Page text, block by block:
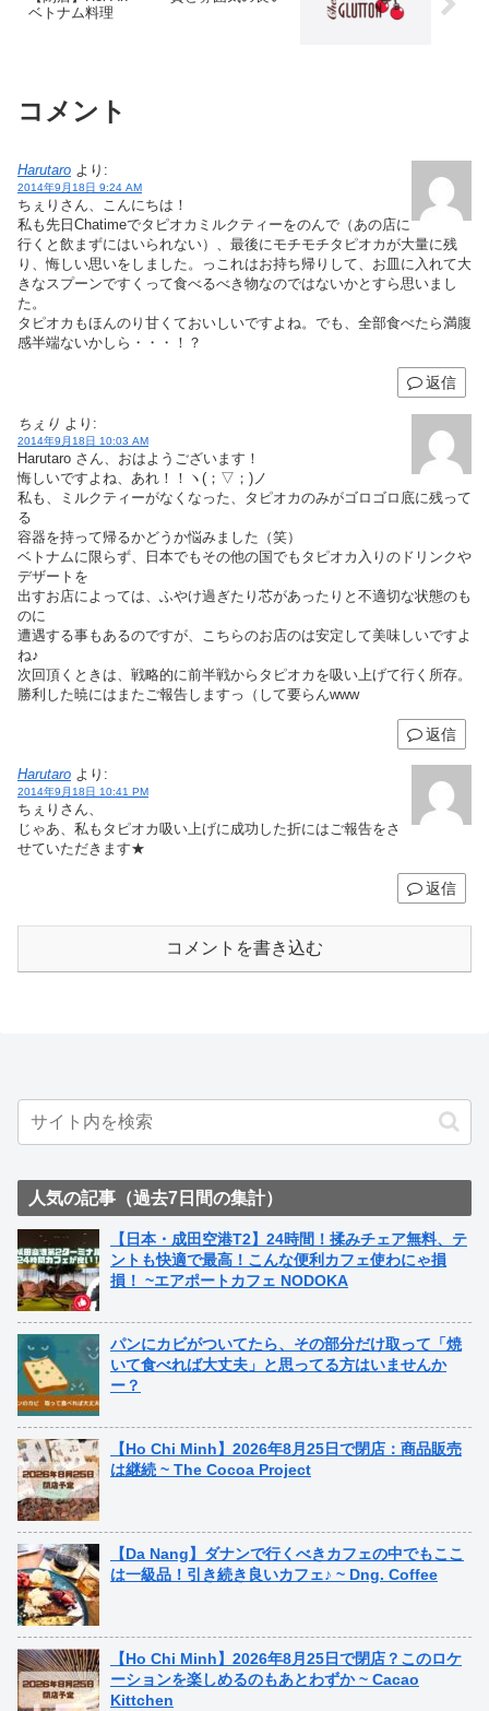
ベトナム料理
コメント
Harutaro より:
2014年9月18日 9:24 AM
ちぇりさん、こんにちは！
私も先日Chatimeでタピオカミルクティーをのんで（あの店に
行くと飲まずにはいられない）、最後にモチモチタピオカが大量に残
り、悔しい思いをしました。っこれはお持ち帰りして、お皿に入れて大
きなスプーンですくって食べるべき物なのではないかとすら思いまし
た。
タピオカもほんのり甘くておいしいですよね。でも、全部食べたら満腹
感半端ないかしら・・・！？
返信
ちぇり より:
2014年9月18日 10:03 AM
Harutaro さん、おはようございます！
悔しいですよね、あれ！！ヽ(；▽；)ノ
私も、ミルクティーがなくなった、タピオカのみがゴロゴロ底に残って
る
容器を持って帰るかどうか悩みました（笑）
ベトナムに限らず、日本でもその他の国でもタピオカ入りのドリンクや
デザートを
出すお店によっては、ふやけ過ぎたり芯があったりと不適切な状態のも
のに
遭遇する事もあるのですが、こちらのお店のは安定して美味しいですよ
ね♪
次回頂くときは、戦略的に前半戦からタピオカを吸い上げて行く所存。
勝利した暁にはまたご報告しますっ（して要らんwww
返信
Harutaro より:
2014年9月18日 10:41 PM
ちぇりさん、
じゃあ、私もタピオカ吸い上げに成功した折にはご報告をさ
せていただきます★
返信
コメントを書き込む
人気の記事（過去7日間の集計）
【日本・成田空港T2】24時間！揉みチェア無料、テ
ントも快適で最高！こんな便利カフェ使わにゃ損
損！ ~エアポートカフェ NODOKA
パンにカビがついてたら、その部分だけ取って「焼
いて食べれば大丈夫」と思ってる方はいませんか
ー？
【Ho Chi Minh】2026年8月25日で閉店：商品販売
は継続 ~ The Cocoa Project
【Da Nang】ダナンで行くべきカフェの中でもここ
は一級品！引き続き良いカフェ♪ ~ Dng. Coffee
【Ho Chi Minh】2026年8月25日で閉店？このロケ
ーションを楽しめるのもあとわずか ~ Cacao
Kittchen